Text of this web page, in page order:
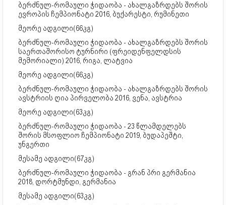
ბერძნულ-რომაული ჭიდაობა - ახალგაზრდებს შორის
ევროპის ჩემპიონატი 2016, ბუქარესტი, რუმინეთი
მეორე ადგილი(66კგ)
ბერძნულ-რომაული ჭიდაობა - ახალგაზრდებს შორის
საერთაშორისო ტურნირი (ფრეიდენფელდსის
მემორიალი) 2016, რიგა, ლატვია
მეორე ადგილი(66კგ)
ბერძნულ-რომაული ჭიდაობა - ახალგაზრდებს შორის
ავსტრიის ღია პირველობა 2016, ვენა, ავსტრია
მეორე ადგილი(63კგ)
ბერძნულ-რომაული ჭიდაობა - 23 წლამდელებს
შორის მსოფლიო ჩემპიონატი 2019, ბუდაპეშტი,
უნგერთი
მესამე ადგილი(67კგ)
ბერძნულ-რომაული ჭიდაობა - გრან პრი გერმანია
2018, დორტმუნდი, გერმანია
მესამე ადგილი(63კგ)